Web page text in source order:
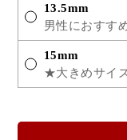
13.5mm
男性におすす
15mm
★大きめサイ